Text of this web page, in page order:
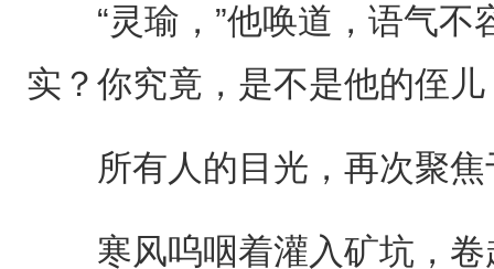
“灵瑜，”他唤道，语气不
实？你究竟，是不是他的侄儿
所有人的目光，再次聚焦
寒风呜咽着灌入矿坑，卷